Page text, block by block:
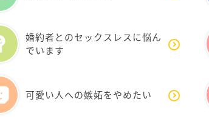
婚約者とのセックスレスに悩ん
でいます
可愛い人への嫉妬をやめたい